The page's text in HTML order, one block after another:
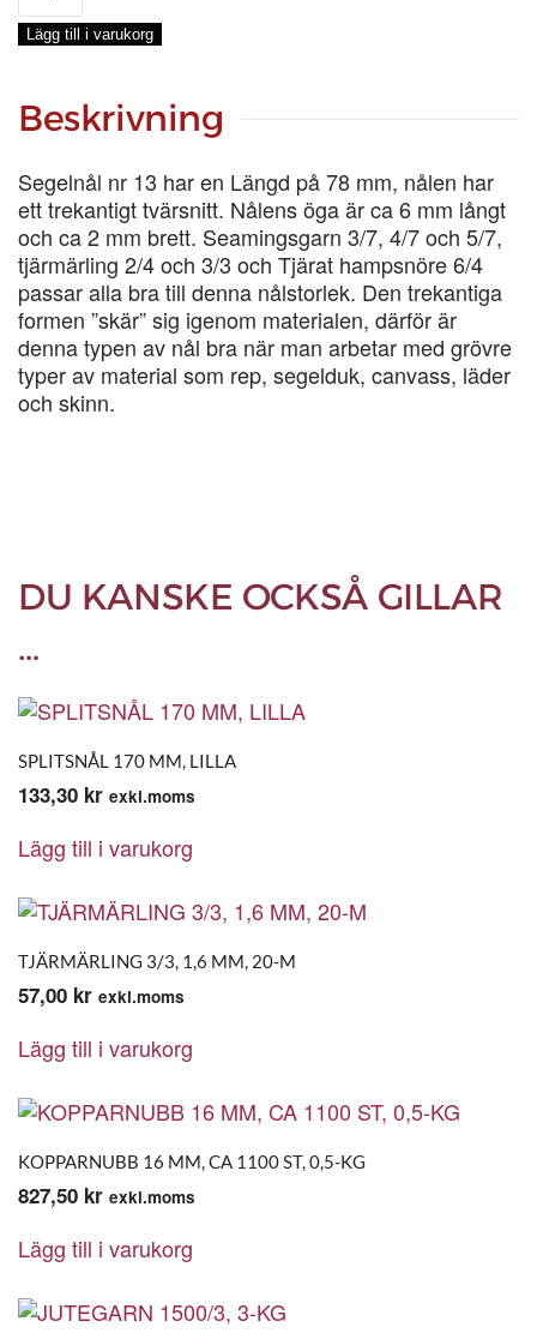
13
mängd
Lägg till i varukorg
Beskrivning
Segelnål nr 13 har en Längd på 78 mm, nålen har
ett trekantigt tvärsnitt. Nålens öga är ca 6 mm långt
och ca 2 mm brett. Seamingsgarn 3/7, 4/7 och 5/7,
tjärmärling 2/4 och 3/3 och Tjärat hampsnöre 6/4
passar alla bra till denna nålstorlek. Den trekantiga
formen ”skär” sig igenom materialen, därför är
denna typen av nål bra när man arbetar med grövre
typer av material som rep, segelduk, canvass, läder
och skinn.
DU KANSKE OCKSÅ GILLAR
…
SPLITSNÅL 170 MM, LILLA
133,30 kr exkl.moms
Lägg till i varukorg
TJÄRMÄRLING 3/3, 1,6 MM, 20-M
57,00 kr exkl.moms
Lägg till i varukorg
KOPPARNUBB 16 MM, CA 1100 ST, 0,5-KG
827,50 kr exkl.moms
Lägg till i varukorg